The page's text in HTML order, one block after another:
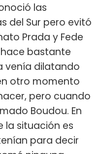
las
del Sur pero evitó
Prada y Fede
bastante
venía dilatando
otro momento
pero cuando
Boudou. En
la situación es
para decir